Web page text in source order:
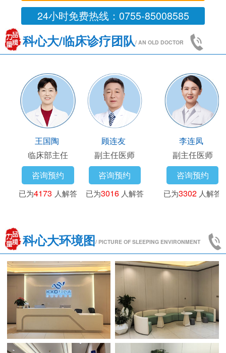
24小时免费热线：0755-85008585
科心大/临床诊疗团队/ AN OLD DOCTOR
王凯
主任医师
咨询预约
已为3718 人解答
王国陶
临床部主任
咨询预约
已为4173 人解答
顾连友
副主任医师
咨询预约
3016人解答
科心大环境图/ PICTURE OF SLEEPING ENVIRONMENT